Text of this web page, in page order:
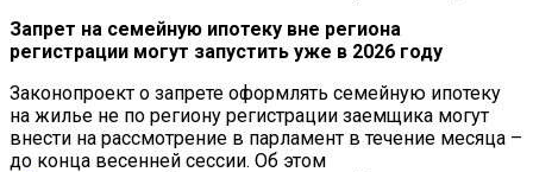
Запрет на семейную ипотеку вне региона
регистрации могут запустить уже в 2026 году
Законопроект о запрете оформлять семейную ипотеку
на жилье не по региону регистрации заемщика могут
внести на рассмотрение в парламент в течение месяца –
до конца весенней сессии. Об этом